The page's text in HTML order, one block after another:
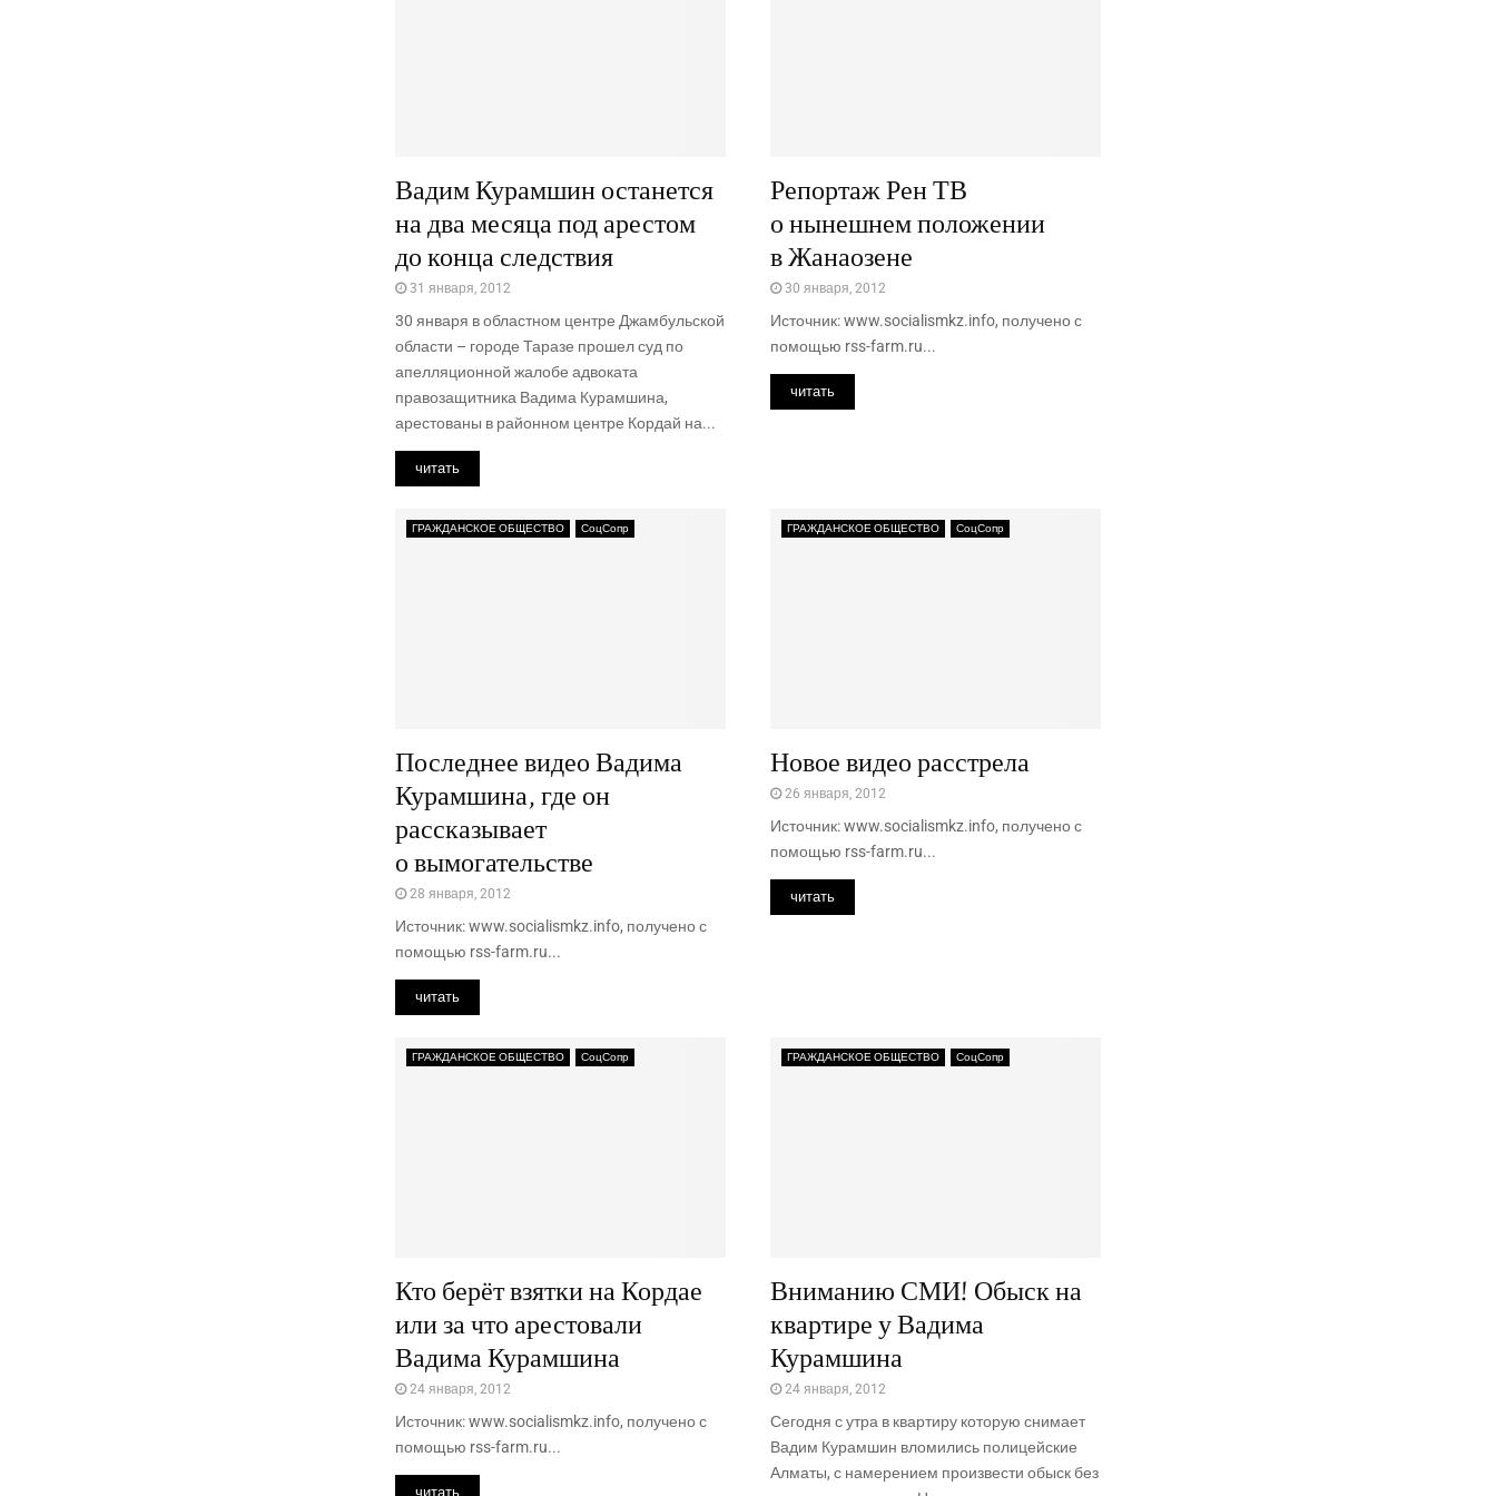
Вадим Курамшин останется
на два месяца под арестом
до конца следствия
31 января, 2012
30 января в областном центре Джамбульской
области – городе Таразе прошел суд по
апелляционной жалобе адвоката
правозащитника Вадима Курамшина,
арестованы в районном центре Кордай на...
читать
Репортаж Рен ТВ
о нынешнем положении
в Жанаозене
30 января, 2012
Источник: www.socialismkz.info, получено с
помощью rss-farm.ru...
читать
ГРАЖДАНСКОЕ ОБЩЕСТВО СоцСопр
Последнее видео Вадима
Курамшина, где он
рассказывает
о вымогательстве
28 января, 2012
Источник: www.socialismkz.info, получено с
помощью rss-farm.ru...
читать
ГРАЖДАНСКОЕ ОБЩЕСТВО СоцСопр
Новое видео расстрела
26 января, 2012
Источник: www.socialismkz.info, получено с
помощью rss-farm.ru...
читать
ГРАЖДАНСКОЕ ОБЩЕСТВО СоцСопр
Кто берёт взятки на Кордае
или за что арестовали
Вадима Курамшина
24 января, 2012
Источник: www.socialismkz.info, получено с
помощью rss-farm.ru...
читать
ГРАЖДАНСКОЕ ОБЩЕСТВО СоцСопр
Вниманию СМИ! Обыск на
квартире у Вадима
Курамшина
24 января, 2012
Сегодня с утра в квартиру которую снимает
Вадим Курамшин вломились полицейские
Алматы, с намерением произвести обыск без